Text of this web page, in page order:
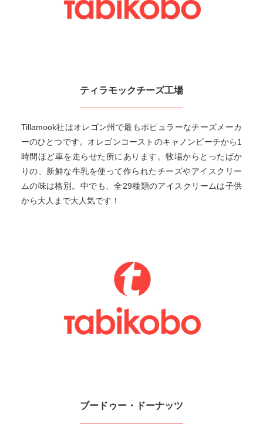
ティラモックチーズ工場
Tillamook社はオレゴン州で最もポピュラーなチーズメーカ
ーのひとつです。オレゴンコーストのキャノンビーチから1
時間ほど車を走らせた所にあります。牧場からとったばか
りの、新鮮な牛乳を使って作られたチーズやアイスクリー
ムの味は格別。中でも、全29種類のアイスクリームは子供
から大人まで大人気です！
ブードゥー・ドーナッツ